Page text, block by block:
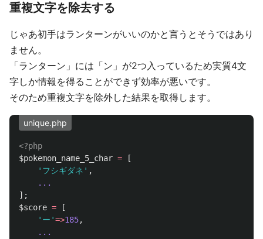
重複文字を除去する
じゃあ初手はランターンがいいのかと言うとそうではあり
ません。
「ランターン」には「ン」が2つ入っているため実質4文
字しか情報を得ることができず効率が悪いです。
そのため重複文字を除外した結果を取得します。
unique.php
<?php
$pokemon_name_5_char =
[
'フシギダネ' ,
...
];
$score =
[
'ー'=>185,
...